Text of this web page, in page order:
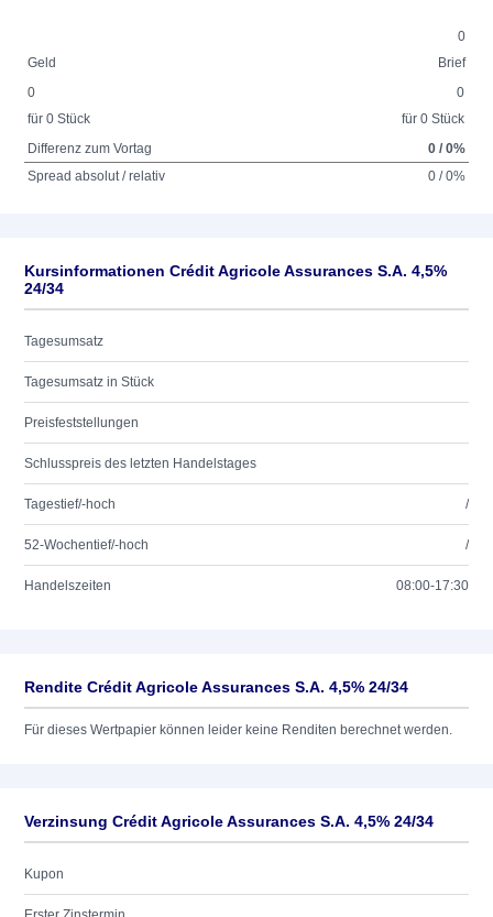
0
Geld
Brief
0
für 0 Stück
0
für 0 Stück
Differenz zum Vortag
0 / 0%
Spread absolut / relativ
0 / 0%
Kursinformationen Crédit Agricole Assurances S.A. 4,5%
24/34
Tagesumsatz
Tagesumsatz in Stück
Preisfeststellungen
Schlusspreis des letzten Handelstages
Tagestief/-hoch /
52-Wochentief/-hoch /
Handelszeiten 08:00-17:30
Rendite Crédit Agricole Assurances S.A. 4,5% 24/34
Für dieses Wertpapier können leider keine Renditen berechnet werden.
Verzinsung Crédit Agricole Assurances S.A. 4,5% 24/34
Kupon